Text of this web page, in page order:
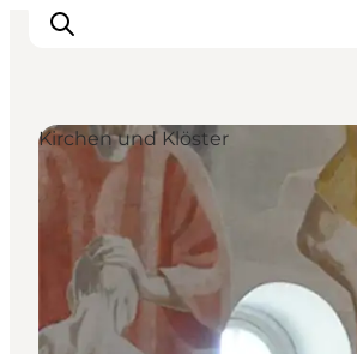
Restaurants
Schlafen
Nature
Städte
Events
Kirchen und Klöster